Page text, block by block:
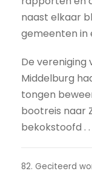
naast elkaar
gemeenten in
De vereniging
Middelburg
tongen
bootreis naar
bekokstoofd . .
82. Geciteerd